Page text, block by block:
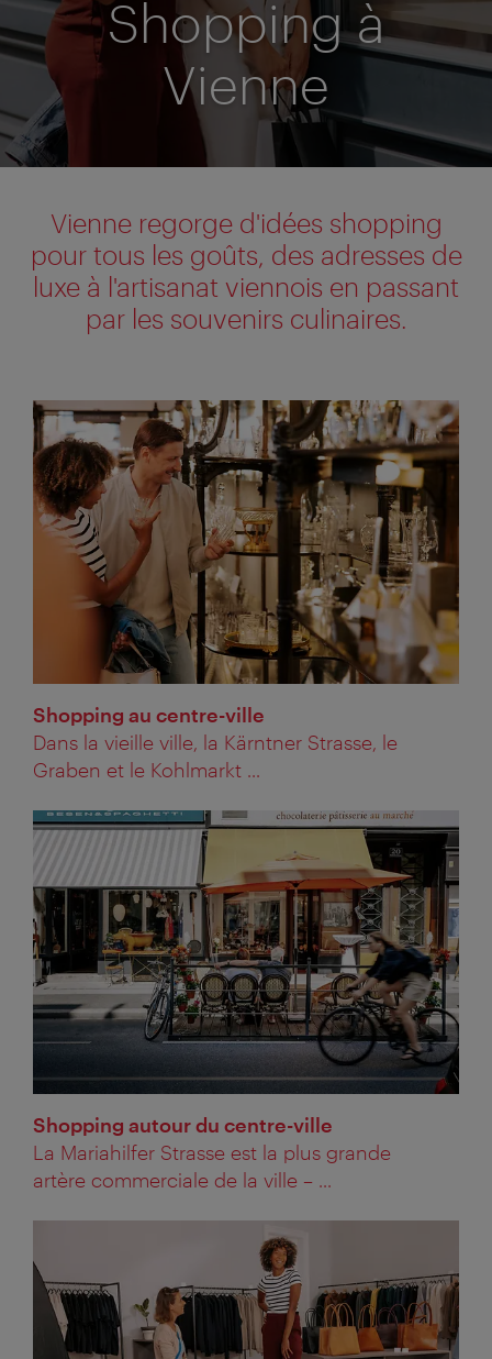
Shopping à
Vienne
Vienne regorge d'idées shopping
pour tous les goûts, des adresses de
luxe à l'artisanat viennois en passant
par les souvenirs culinaires.
Shopping au centre-ville
Dans la vieille ville, la Kärntner Strasse, le
Graben et le Kohlmarkt ...
Shopping autour du centre-ville
La Mariahilfer Strasse est la plus grande
artère commerciale de la ville – ...